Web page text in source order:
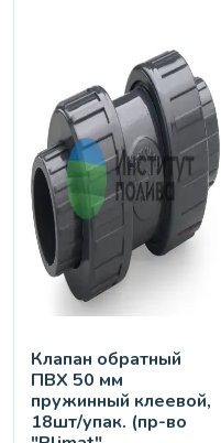
Клапан обратный
ПВХ 50 мм
пружинный клеевой,
18шт/упак. (пр-во